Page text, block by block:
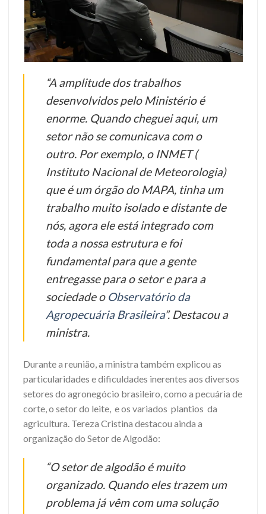
“A amplitude dos trabalhos
desenvolvidos pelo Ministério é
enorme. Quando cheguei aqui, um
setor não se comunicava com o
outro. Por exemplo, o INMET (
Instituto Nacional de Meteorologia)
que é um órgão do MAPA, tinha um
trabalho muito isolado e distante de
nós, agora ele está integrado com
toda a nossa estrutura e foi
fundamental para que a gente
entregasse para o setor e para a
sociedade o Observatório da
Agropecuária Brasileira”. Destacou a
ministra.
Durante a reunião, a ministra também explicou as
particularidades e dificuldades inerentes aos diversos
setores do agronegócio brasileiro, como a pecuária de
corte, o setor do leite, e os variados plantios da
agricultura. Tereza Cristina destacou ainda a
organização do Setor de Algodão:
“O setor de algodão é muito
organizado. Quando eles trazem um
problema já vêm com uma solução